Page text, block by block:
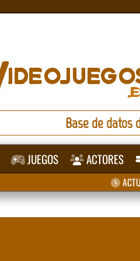
Base de datos
JUEGOS ACTORES